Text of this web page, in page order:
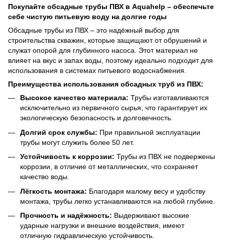
Покупайте обсадные трубы ПВХ в Aquahelp – обеспечьте
себе чистую питьевую воду на долгие годы
Обсадные трубы из ПВХ – это надёжный выбор для
строительства скважин, которые защищают от обрушений и
служат опорой для глубинного насоса. Этот материал не
влияет на вкус и запах воды, поэтому идеально подходит для
использования в системах питьевого водоснабжения.
Преимущества использования обсадных труб из ПВХ:
Высокое качество материала: Трубы изготавливаются
исключительно из первичного сырья, что гарантирует их
экологическую безопасность и долговечность.
Долгий срок службы: При правильной эксплуатации
трубы могут служить более 50 лет.
Устойчивость к коррозии: Трубы из ПВХ не подвержены
коррозии, в отличие от металлических, что сохраняет
качество воды.
Лёгкость монтажа: Благодаря малому весу и удобству
монтажа, трубы легко устанавливаются на любой глубине.
Прочность и надёжность: Выдерживают высокие
ударные нагрузки и внешние воздействия, имеют
отличную гидравлическую устойчивость.